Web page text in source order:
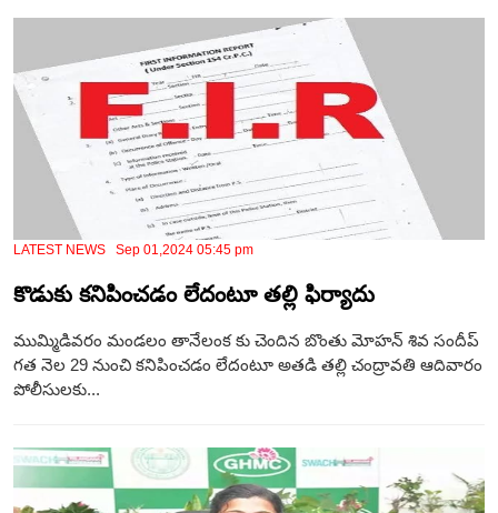
LATEST NEWS Sep 01,2024 05:45 pm
కొడుకు కనిపించడం లేదంటూ తల్లి ఫిర్యాదు
ముమ్మిడివరం మండలం తానేలంక కు చెందిన బొంతు మోహన్ శివ సందీప్
గత నెల 29 నుంచి కనిపించడం లేదంటూ అతడి తల్లి చంద్రావతి ఆదివారం
పోలీసులకు...